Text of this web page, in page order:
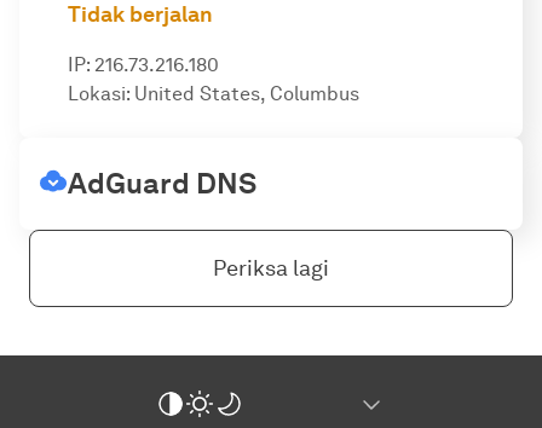
Tidak berjalan
IP: 216.73.216.180
Lokasi: United States, Columbus
AdGuard DNS
Periksa lagi